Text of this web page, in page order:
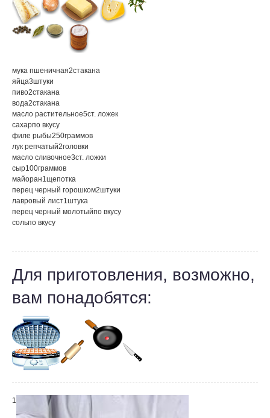
мука пшеничная2стакана
яйца3штуки
пиво2стакана
вода2стакана
масло растительное5ст. ложек
сахарпо вкусу
филе рыбы250граммов
лук репчатый2головки
масло сливочное3ст. ложки
сыр100граммов
майоран1щепотка
перец черный горошком2штуки
лавровый лист1штука
перец черный молотыйпо вкусу
сольпо вкусу
Для приготовления, возможно,
вам понадобятся:
1